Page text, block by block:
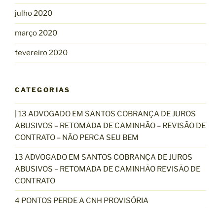
julho 2020
março 2020
fevereiro 2020
CATEGORIAS
| 13 ADVOGADO EM SANTOS COBRANÇA DE JUROS
ABUSIVOS – RETOMADA DE CAMINHÃO – REVISÃO DE
CONTRATO – NÃO PERCA SEU BEM
13 ADVOGADO EM SANTOS COBRANÇA DE JUROS
ABUSIVOS – RETOMADA DE CAMINHÃO REVISÃO DE
CONTRATO
4 PONTOS PERDE A CNH PROVISÓRIA